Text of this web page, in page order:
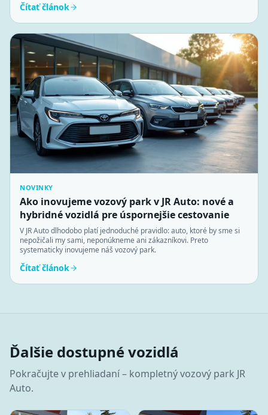
Čítať článok
NOVINKY
Ako inovujeme vozový park v JR Auto: nové a
hybridné vozidlá pre úspornejšie cestovanie
V JR Auto dlhodobo platí jednoduché pravidlo: auto, ktoré by sme si
nepožičali my sami, neponúkneme ani zákazníkovi. Preto
systematicky inovujeme náš vozový park.
Čítať článok
Ďalšie dostupné vozidlá
Pokračujte v prehliadaní – kompletný vozový park JR
Auto.